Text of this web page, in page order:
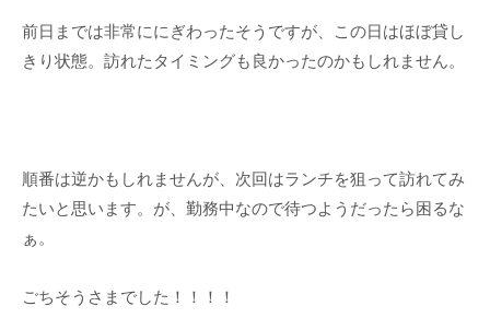
前日までは非常ににぎわったそうですが、この日はほぼ貸し
きり状態。訪れたタイミングも良かったのかもしれません。
順番は逆かもしれませんが、次回はランチを狙って訪れてみ
たいと思います。が、勤務中なので待つようだったら困るな
ぁ。
ごちそうさまでした！！！！